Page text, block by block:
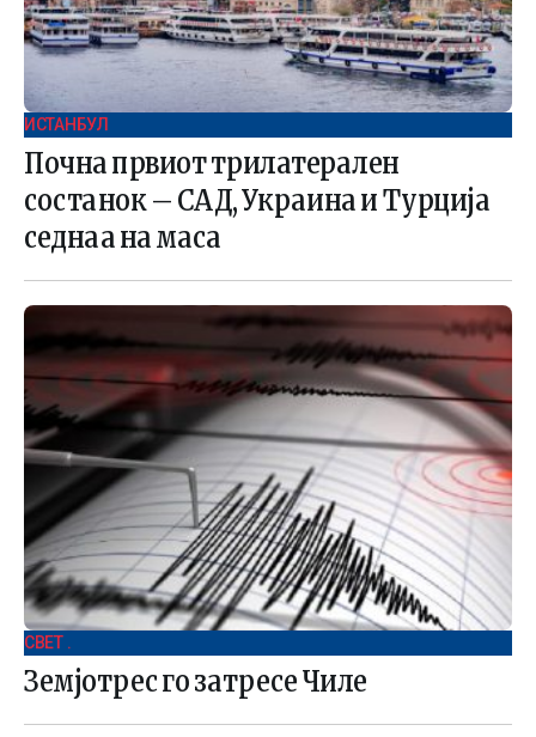
ИСТАНБУЛ
Почна првиот трилатерален
состанок – САД, Украина и Турција
седнаа на маса
СВЕТ .
Земјотрес го затресе Чиле